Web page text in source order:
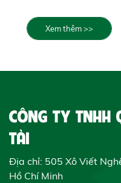
Xem thêm >>
CÔNG TY TNHH
TÀI
Địa chỉ: 505 Xô Viết
Hồ Chí Minh